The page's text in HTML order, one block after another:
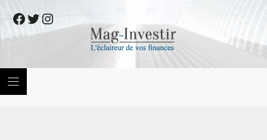
to
content
Facebook
Twitter
Instagram